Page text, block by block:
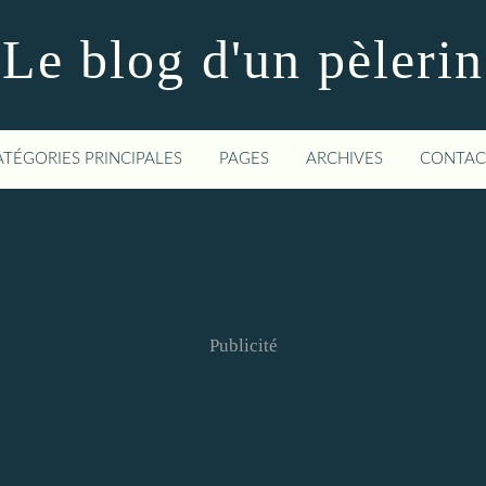
Le blog d'un pèlerin
PRINCIPALES PAGES ARCHIVES
Publicité